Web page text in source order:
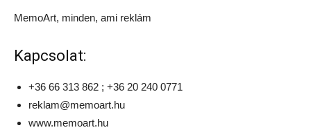
MemoArt, minden, ami reklám
Kapcsolat:
+36 66 313 862 ; +36 20 240 0771
reklam@memoart.hu
www.memoart.hu